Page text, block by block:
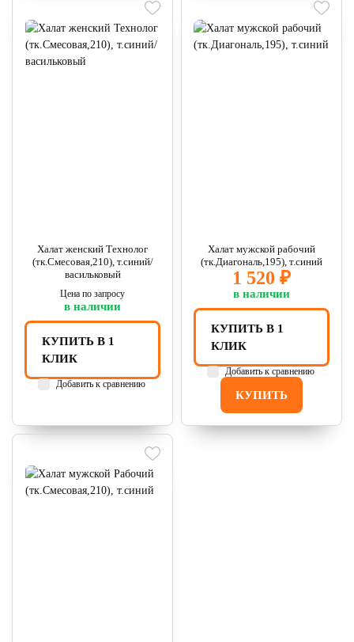
Халат женский Технолог
(тк.Смесовая,210), т.синий/
васильковый
Цена по запросу
в наличии
КУПИТЬ В 1
КЛИК
Добавить к сравнению
Халат мужской рабочий
(тк.Диагональ,195), т.синий
1 520 ₽
в наличии
КУПИТЬ
КУПИТЬ В 1
КЛИК
Добавить к сравнению